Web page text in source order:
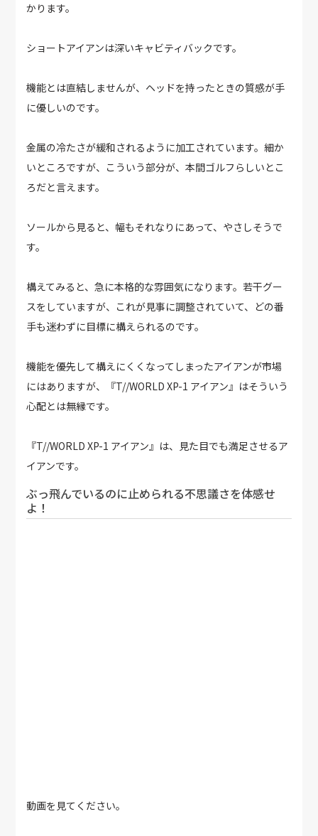
かります。
ショートアイアンは深いキャビティバックです。
機能とは直結しませんが、ヘッドを持ったときの質感が手
に優しいのです。
金属の冷たさが緩和されるように加工されています。細か
いところですが、こういう部分が、本間ゴルフらしいとこ
ろだと言えます。
ソールから見ると、幅もそれなりにあって、やさしそうで
す。
構えてみると、急に本格的な雰囲気になります。若干グー
スをしていますが、これが見事に調整されていて、どの番
手も迷わずに目標に構えられるのです。
機能を優先して構えにくくなってしまったアイアンが市場
にはありますが、『T//WORLD XP-1 アイアン』はそういう
心配とは無縁です。
『T//WORLD XP-1 アイアン』は、見た目でも満足させるア
イアンです。
ぶっ飛んでいるのに止められる不思議さを体感せ
よ！
動画を見てください。